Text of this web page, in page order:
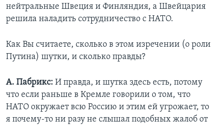
нейтральные Швеция и Финляндия, а Швейцария
решила наладить сотрудничество с НАТО.
Как Вы считаете, сколько в этом изречении (о роли
Путина) шутки, и сколько правды?
А. Пабрикс: И правда, и шутка здесь есть, потому
что если раньше в Кремле говорили о том, что
НАТО окружает всю Россию и этим ей угрожает, то
я почему-то ни разу не слышал подобных жалоб от